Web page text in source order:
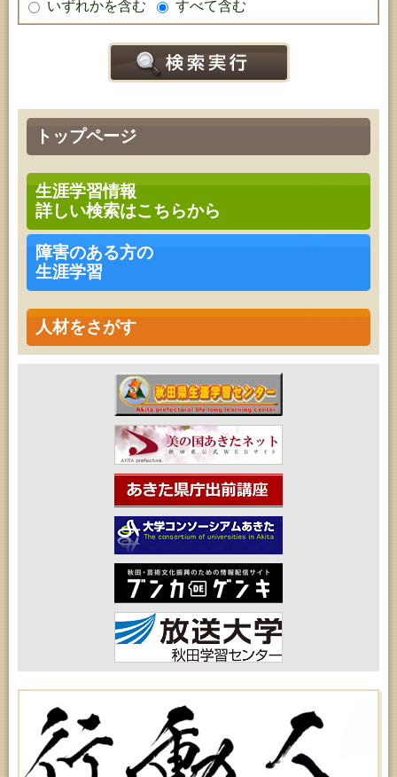
トップページ
生涯学習情報
詳しい検索はこちらから
障害のある方の
生涯学習
人材をさがす
いずれかを含む すべて含む